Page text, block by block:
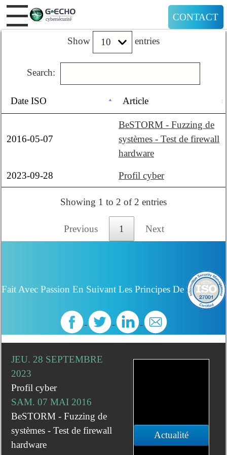
CONTACT
Show entries
Search:
Date ISO Article
2016-05-07
BeSTORM - Fuzzing de
systèmes - Test de firewall
hardware
2023-09-28 Profil cyber
Showing 1 to 2 of 2 entries
Previous 1 Next
Fait Avec Passion En Suivant Les Principes De
Actualité
JEU. 28 SEPTEMBRE
2023
Profil cyber
SAM. 07 MAI 2016
BeSTORM - Fuzzing de
systèmes - Test de firewall
hardware